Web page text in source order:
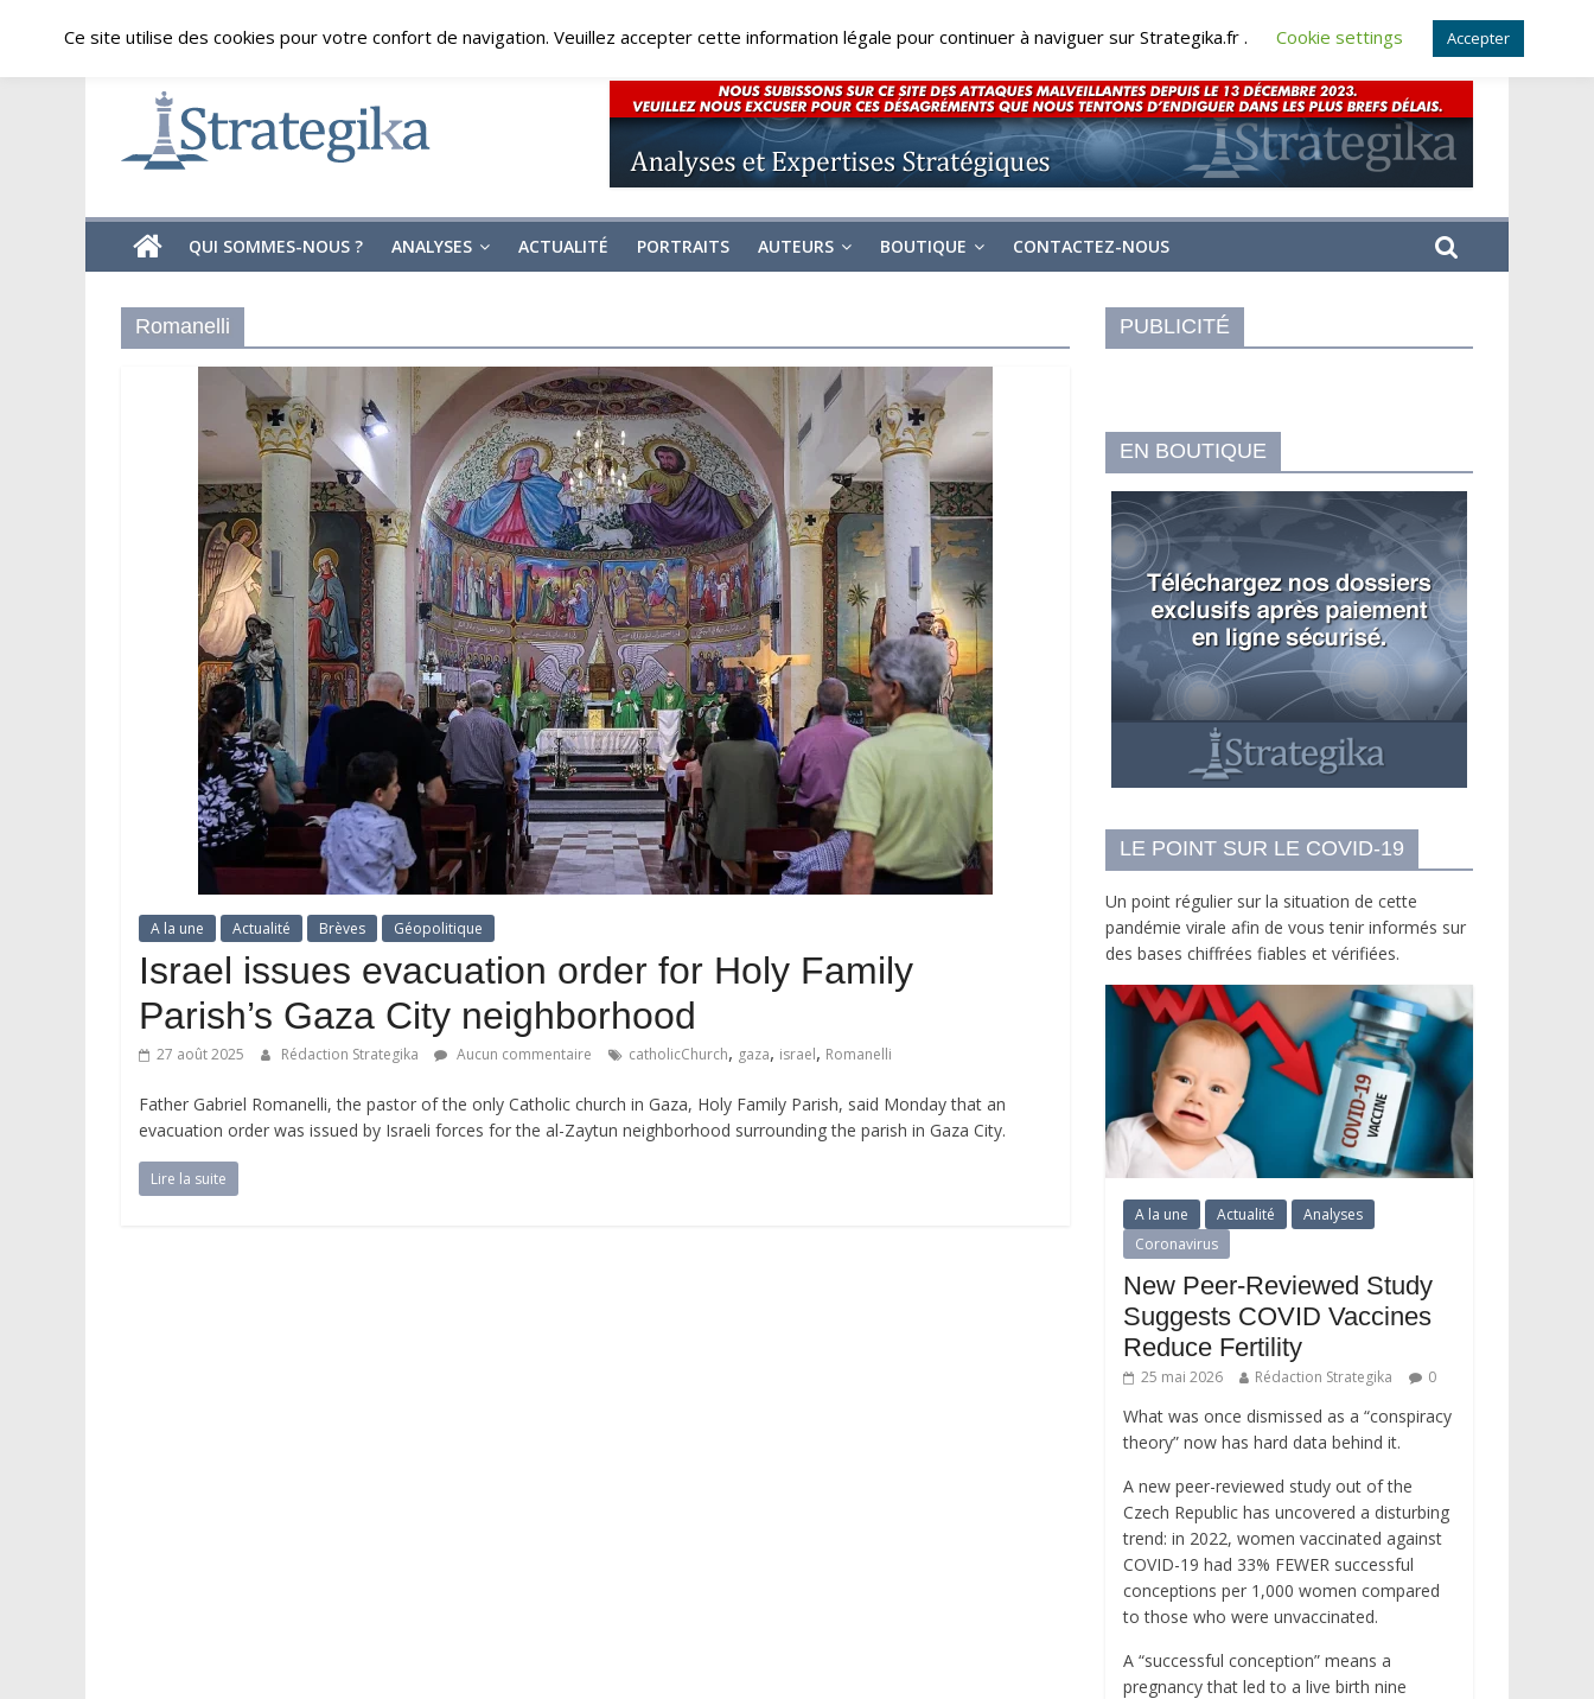
content
jeudi, août 6, 2026
Strategika
Expertise
Analyses
géostratégiques
QUI SOMMES-NOUS ? ANALYSES ACTUALITÉ PORTRAITS AUTEURS BOUTIQUE CONTACTEZ-NOUS
Romanelli
A la une Actualité Brèves Géopolitique
Israel issues evacuation order for Holy Family
Parish’s Gaza City neighborhood
27 août 2025 Rédaction Strategika Aucun commentaire catholicChurch, gaza, israel, Romanelli
Father Gabriel Romanelli, the pastor of the only Catholic church in Gaza, Holy Family Parish, said Monday that an
evacuation order was issued by Israeli forces for the al-Zaytun neighborhood surrounding the parish in Gaza City.
Lire la suite
PUBLICITÉ
EN BOUTIQUE
LE POINT SUR LE COVID-19
Un point régulier sur la situation de cette
pandémie virale afin de vous tenir informés sur
des bases chiffrées fiables et vérifiées.
A la une Actualité
Analyses
Coronavirus
New Peer-Reviewed Study
Suggests COVID Vaccines
Reduce Fertility
25 mai 2026 Rédaction Strategika 0
What was once dismissed as a “conspiracy
theory” now has hard data behind it.
A new peer-reviewed study out of the
Czech Republic has uncovered a disturbing
trend: in 2022, women vaccinated against
COVID-19 had 33% FEWER successful
conceptions per 1,000 women compared
to those who were unvaccinated.
A “successful conception” means a
pregnancy that led to a live birth nine
Ce site utilise des cookies pour votre confort de navigation. Veuillez accepter cette information légale pour continuer à naviguer sur Strategika.fr . Cookie settings Accepter